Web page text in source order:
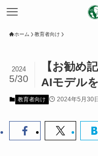
ホーム 教育者向け
【お勧め
AIモデル
2024
5/30
教育者向け 2024年5月30日